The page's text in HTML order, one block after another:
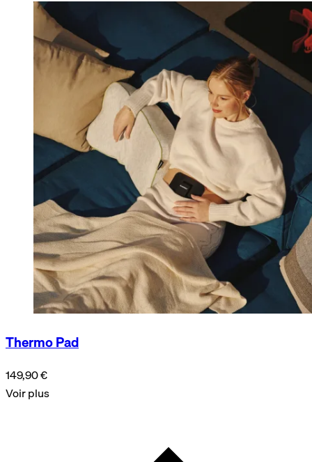
Thermo Pad
149,90 €
Voir plus